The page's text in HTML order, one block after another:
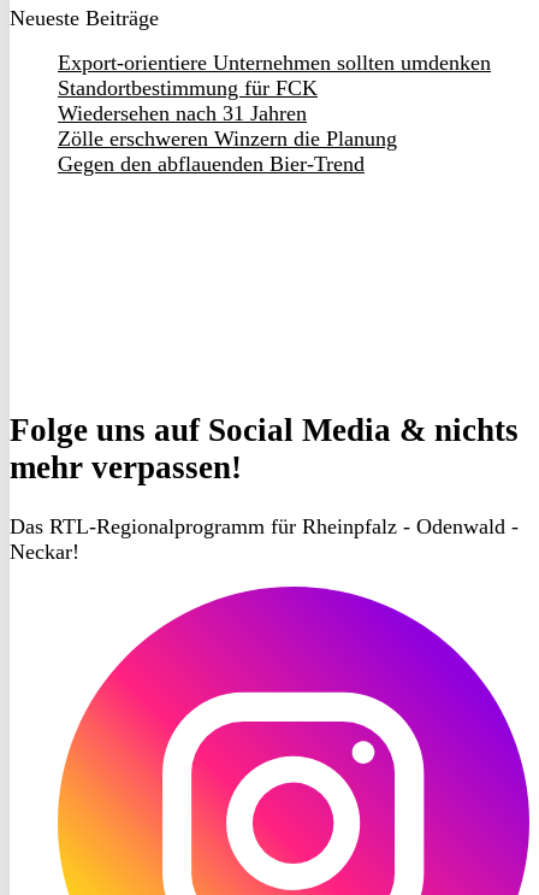
Neueste Beiträge
Export-orientiere Unternehmen sollten umdenken
Standortbestimmung für FCK
Wiedersehen nach 31 Jahren
Zölle erschweren Winzern die Planung
Gegen den abflauenden Bier-Trend
Folge uns auf Social Media & nichts
mehr verpassen!
Das RTL-Regionalprogramm für Rheinpfalz - Odenwald -
Neckar!
Instagram